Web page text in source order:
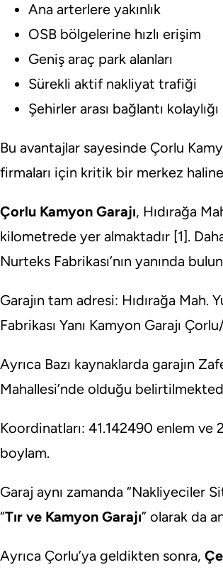
Ana arterlere yakınlık
OSB bölgelerine hızlı erişim
Geniş araç park alanları
Sürekli aktif nakliyat trafiği
Şehirler arası bağlantı kolaylığı
Bu avantajlar sayesinde Çorlu
firmaları için kritik bir merkez
Çorlu Kamyon Garajı, Hıdırağa
kilometrede yer almaktadır [1].
Nurteks Fabrikası’nın yanında
Garajın tam adresi: Hıdırağa Mah.
Fabrikası Yanı Kamyon Garajı
Ayrıca Bazı kaynaklarda garajın
Mahallesi’nde olduğu
Koordinatları: 41.142490 enlem ve
boylam.
Garaj aynı zamanda “Nakliyeciler
“Tır ve Kamyon Garajı” olarak da
Ayrıca Çorlu’ya geldikten sonra,